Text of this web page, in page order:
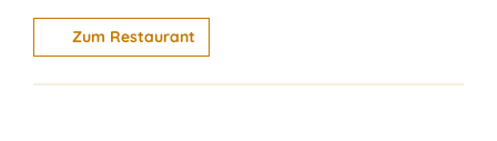
Zum Restaurant